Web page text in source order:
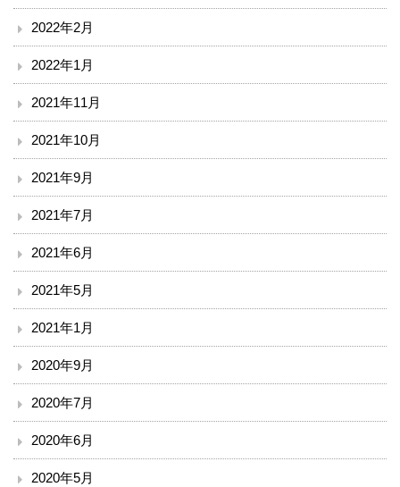
ボランティア
臨床研究について
治験事務局
入札情報
備北メディカルネットワーク
ご意見
閉じる
2022年2月
2022年1月
2021年11月
2021年10月
2021年9月
2021年7月
2021年6月
2021年5月
2021年1月
2020年9月
2020年7月
2020年6月
2020年5月